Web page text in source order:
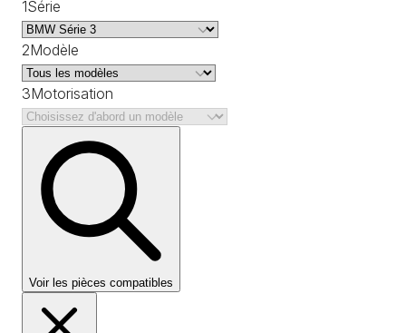
1Série
2Modèle
3Motorisation
Voir les pièces compatibles